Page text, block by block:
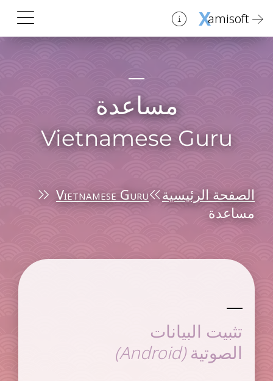
Xamisoft
مساعدة
Vietnamese Guru
الصفحة الرئيسية
Vietnamese Guru
مساعدة
تثبيت البيانات
الصوتية (Android)